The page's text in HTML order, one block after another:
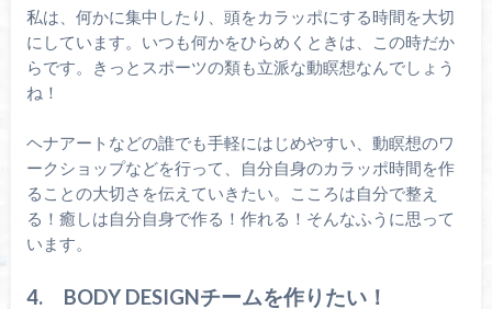
私は、何かに集中したり、頭をカラッポにする時間を大切
にしています。いつも何かをひらめくときは、この時だか
らです。きっとスポーツの類も立派な動瞑想なんでしょう
ね！
ヘナアートなどの誰でも手軽にはじめやすい、動瞑想のワ
ークショップなどを行って、自分自身のカラッポ時間を作
ることの大切さを伝えていきたい。こころは自分で整え
る！癒しは自分自身で作る！作れる！そんなふうに思って
います。
4. BODY DESIGNチームを作りたい！